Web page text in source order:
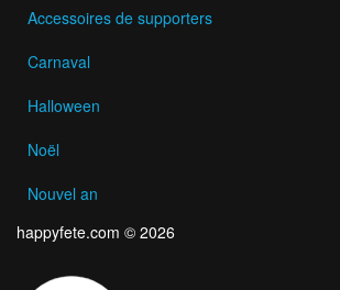
Accessoires de supporters
Carnaval
Halloween
Noël
Nouvel an
happyfete.com © 2026